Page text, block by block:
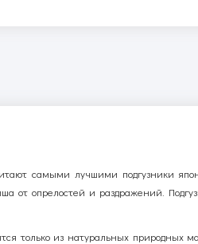
самыми лучшими подгузники
от опрелостей и раздражений.
только из натуральных природных